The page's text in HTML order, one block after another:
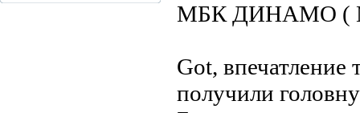
МБК ДИНАМО (
Got, впечатление
получили